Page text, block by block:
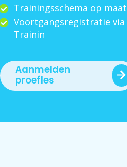
Trainingsschema op maat
Voortgangsregistratie via
Trainin
Aanmelden
proefles